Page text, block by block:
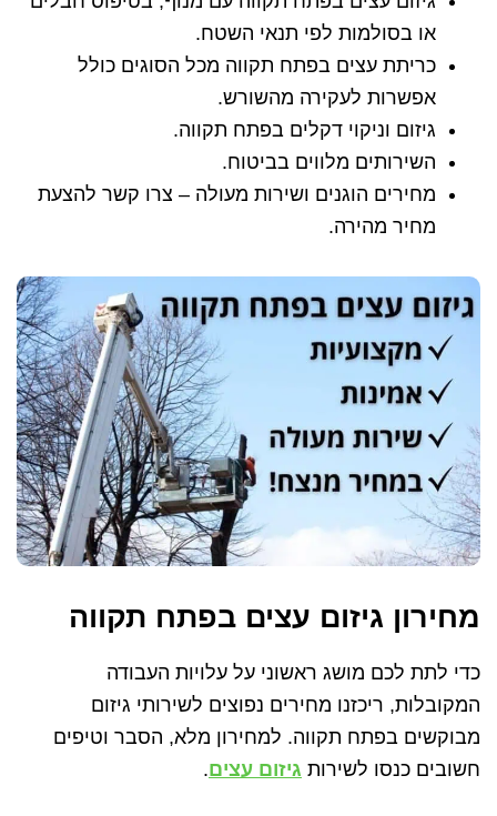
או בסולמות לפי תנאי השטח.
כריתת עצים בפתח תקווה מכל הסוגים כולל
אפשרות לעקירה מהשורש.
גיזום וניקוי דקלים בפתח תקווה.
השירותים מלווים בביטוח.
מחירים הוגנים ושירות מעולה – צרו קשר להצעת
מחיר מהירה.
מחירון גיזום עצים בפתח תקווה
כדי לתת לכם מושג ראשוני על עלויות העבודה
המקובלות, ריכזנו מחירים נפוצים לשירותי גיזום
מבוקשים בפתח תקווה. למחירון מלא, הסבר וטיפים
חשובים כנסו לשירות גיזום עצים.